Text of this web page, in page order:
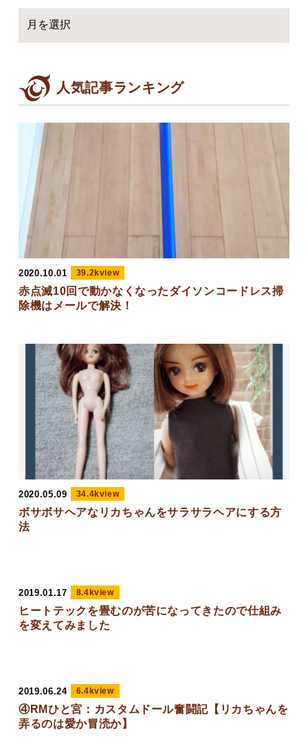
人気記事ランキング
2020.10.01 39.2kview
赤点滅10回で動かなくなったダイソンコードレス掃
除機はメールで解決！
2020.05.09 34.4kview
ボサボサヘアなリカちゃんをサラサラヘアにする方
法
2019.01.17 8.4kview
ヒートテックを畳むのが苦になってきたので仕組み
を変えてみました
2019.06.24 6.4kview
④RMひと宮：カスタムドール奮闘記【リカちゃんを
弄るのは愛か冒涜か】